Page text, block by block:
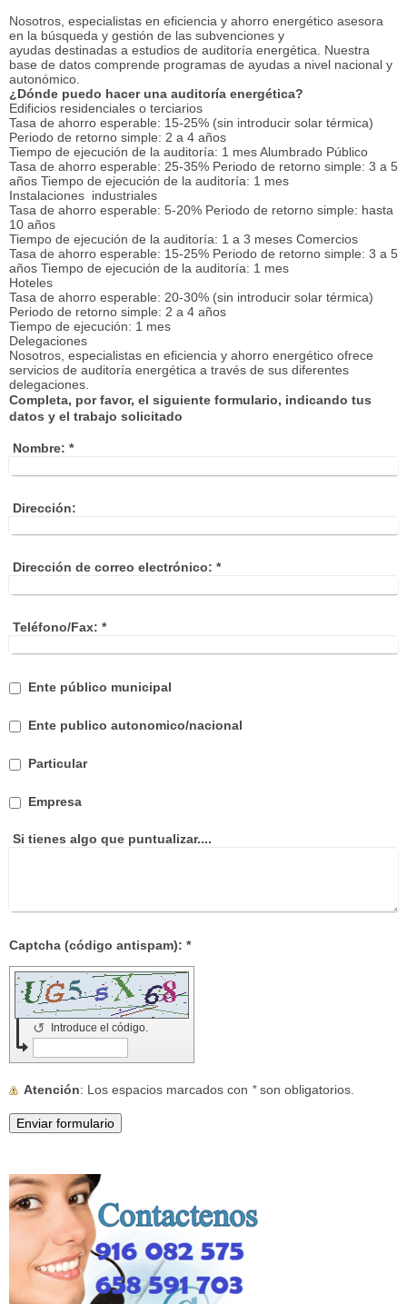
Nosotros, especialistas en eficiencia y ahorro energético asesora
en la búsqueda y gestión de las subvenciones y
ayudas destinadas a estudios de auditoría energética. Nuestra
base de datos comprende programas de ayudas a nivel nacional y
autonómico.
¿Dónde puedo hacer una auditoría energética?
Edificios residenciales o terciarios
Tasa de ahorro esperable: 15-25% (sin introducir solar térmica)
Periodo de retorno simple: 2 a 4 años
Tiempo de ejecución de la auditoría: 1 mes Alumbrado Público
Tasa de ahorro esperable: 25-35% Periodo de retorno simple: 3 a 5
años Tiempo de ejecución de la auditoría: 1 mes
Instalaciones industriales
Tasa de ahorro esperable: 5-20% Periodo de retorno simple: hasta
10 años
Tiempo de ejecución de la auditoría: 1 a 3 meses Comercios
Tasa de ahorro esperable: 15-25% Periodo de retorno simple: 3 a 5
años Tiempo de ejecución de la auditoría: 1 mes
Hoteles
Tasa de ahorro esperable: 20-30% (sin introducir solar térmica)
Periodo de retorno simple: 2 a 4 años
Tiempo de ejecución: 1 mes
Delegaciones
Nosotros, especialistas en eficiencia y ahorro energético ofrece
servicios de auditoría energética a través de sus diferentes
delegaciones.
Completa, por favor, el siguiente formulario, indicando tus
datos y el trabajo solicitado
Nombre: *
Dirección:
Dirección de correo electrónico: *
Teléfono/Fax: *
Ente público municipal
Ente publico autonomico/nacional
Particular
Empresa
Si tienes algo que puntualizar....
Captcha (código antispam): *
Introduce el código.
↺
Atención : Los espacios marcados con *son obligatorios.